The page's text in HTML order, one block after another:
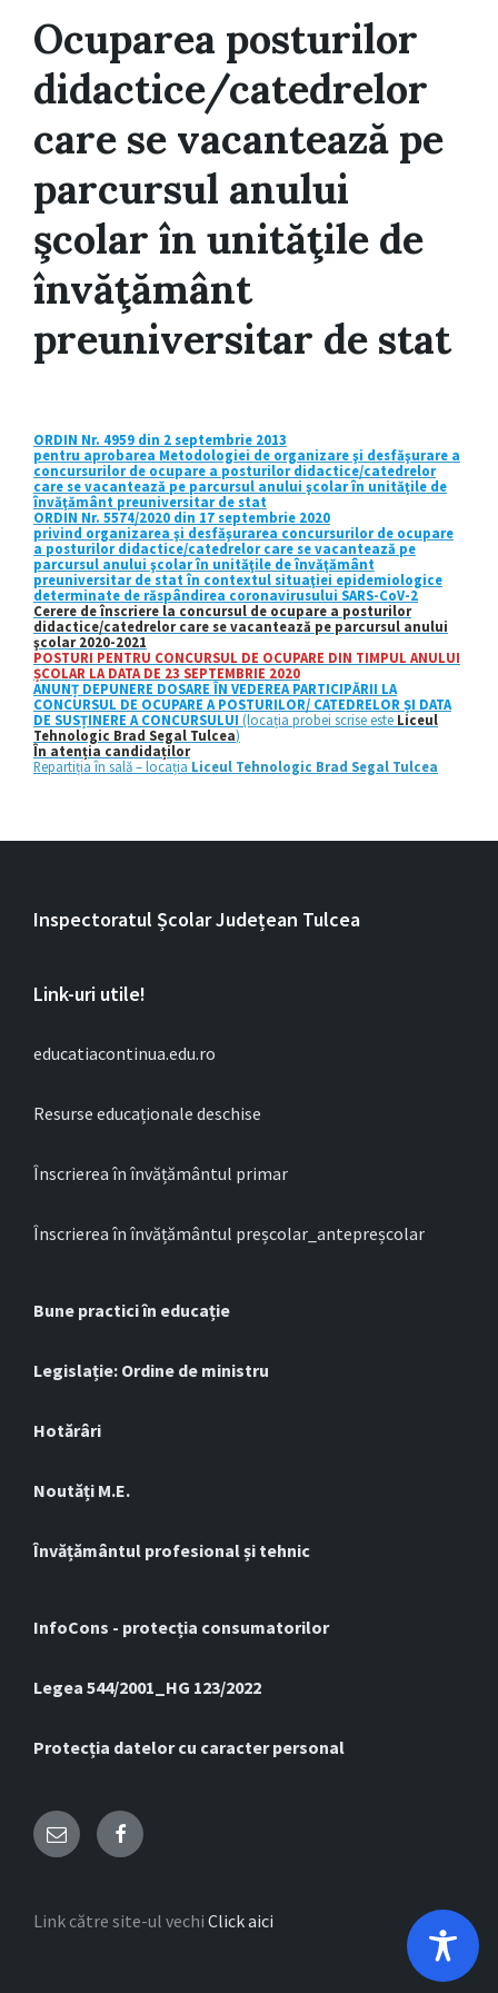
Ocuparea posturilor
didactice/catedrelor
care se vacantează pe
parcursul anului
şcolar în unităţile de
învăţământ
preuniversitar de stat
ORDIN Nr. 4959 din 2 septembrie 2013
pentru aprobarea Metodologiei de organizare şi desfăşurare a
concursurilor de ocupare a posturilor didactice/catedrelor
care se vacantează pe parcursul anului şcolar în unităţile de
învăţământ preuniversitar de stat
ORDIN Nr. 5574/2020 din 17 septembrie 2020
privind organizarea şi desfăşurarea concursurilor de ocupare
a posturilor didactice/catedrelor care se vacantează pe
parcursul anului şcolar în unităţile de învăţământ
preuniversitar de stat în contextul situaţiei epidemiologice
determinate de răspândirea coronavirusului SARS-CoV-2
Cerere de înscriere la concursul de ocupare a posturilor
didactice/catedrelor care se vacantează pe parcursul anului
şcolar 2020-2021
POSTURI PENTRU CONCURSUL DE OCUPARE DIN TIMPUL ANULUI
ȘCOLAR LA DATA DE 23 SEPTEMBRIE 2020
ANUNȚ DEPUNERE DOSARE ÎN VEDEREA PARTICIPĂRII LA
CONCURSUL DE OCUPARE A POSTURILOR/ CATEDRELOR ȘI DATA
DE SUSȚINERE A CONCURSULUI (locația probei scrise este Liceul
Tehnologic Brad Segal Tulcea)
În atenția candidaților
Repartiția în sală – locația Liceul Tehnologic Brad Segal Tulcea
Inspectoratul Școlar Județean Tulcea
Link-uri utile!
educatiacontinua.edu.ro
Resurse educaționale deschise
Înscrierea în învățământul primar
Înscrierea în învățământul preșcolar_antepreșcolar
Bune practici în educație
Legislație: Ordine de ministru
Hotărâri
Noutăți M.E.
Învățământul profesional și tehnic
InfoCons - protecția consumatorilor
Legea 544/2001_HG 123/2022
Protecția datelor cu caracter personal
Email Facebook
Link către site-ul vechi Click aici